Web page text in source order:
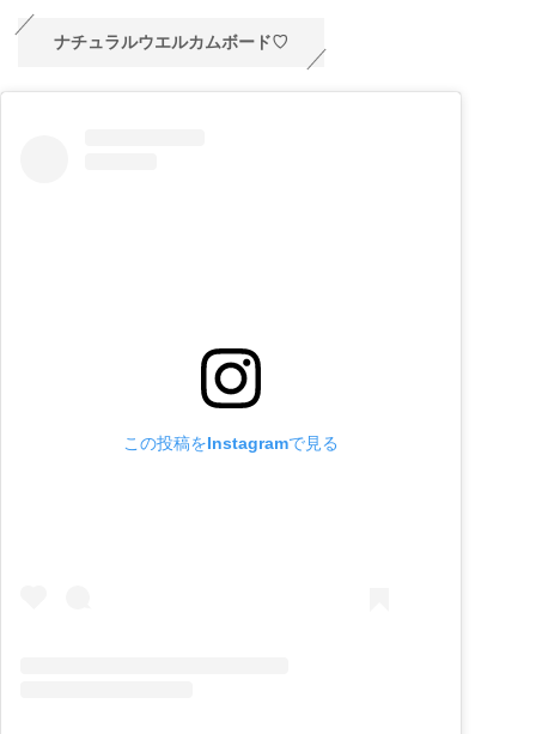
ナチュラルウエルカムボード♡
この投稿をInstagramで見る